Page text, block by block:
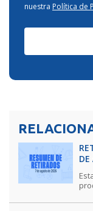
nuestra Política de